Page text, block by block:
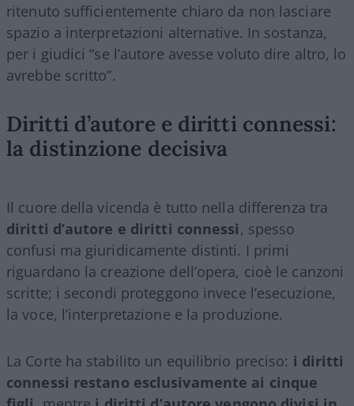
ritenuto sufficientemente chiaro da non lasciare
spazio a interpretazioni alternative. In sostanza,
per i giudici “se l’autore avesse voluto dire altro, lo
avrebbe scritto”.
Diritti d’autore e diritti connessi:
la distinzione decisiva
Il cuore della vicenda è tutto nella differenza tra
diritti d’autore e diritti connessi, spesso
confusi ma giuridicamente distinti. I primi
riguardano la creazione dell’opera, cioè le canzoni
scritte; i secondi proteggono invece l’esecuzione,
la voce, l’interpretazione e la produzione.
La Corte ha stabilito un equilibrio preciso: i diritti
connessi restano esclusivamente ai cinque